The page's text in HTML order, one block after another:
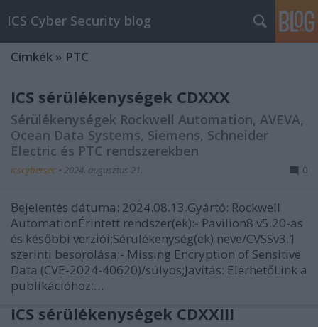
ICS Cyber Security blog
Címkék » PTC
ICS sérülékenységek CDXXX
Sérülékenységek Rockwell Automation, AVEVA,
Ocean Data Systems, Siemens, Schneider
Electric és PTC rendszerekben
icscybersec • 2024. augusztus 21. 0
Bejelentés dátuma: 2024.08.13.Gyártó: Rockwell
AutomationÉrintett rendszer(ek):- Pavilion8 v5.20-as
és későbbi verziói;Sérülékenység(ek) neve/CVSSv3.1
szerinti besorolása:- Missing Encryption of Sensitive
Data (CVE-2024-40620)/súlyos;Javítás: ElérhetőLink a
publikációhoz:…
ICS sérülékenységek CDXXIII